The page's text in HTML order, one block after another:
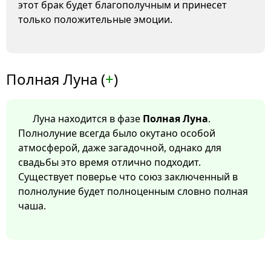
этот брак будет благополучным и принесет
только положительные эмоции.
Полная Луна (+)
Луна находится в фазе Полная Луна.
Полнолуние всегда было окутано особой
атмосферой, даже загадочной, однако для
свадьбы это время отлично подходит.
Существует поверье что союз заключенный в
полнолуние будет полноценным словно полная
чаша.